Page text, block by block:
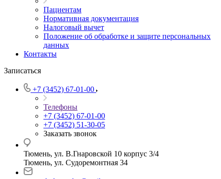
Пациентам
Нормативная документация
Налоговый вычет
Положение об обработке и защите персональных
данных
Контакты
Записаться
+7 (3452) 67-01-00
Телефоны
+7 (3452) 67-01-00
+7 (3452) 51-30-05
Заказать звонок
Тюмень, ул. В.Гнаровской 10 корпус 3/4
Тюмень, ул. Судоремонтная 34